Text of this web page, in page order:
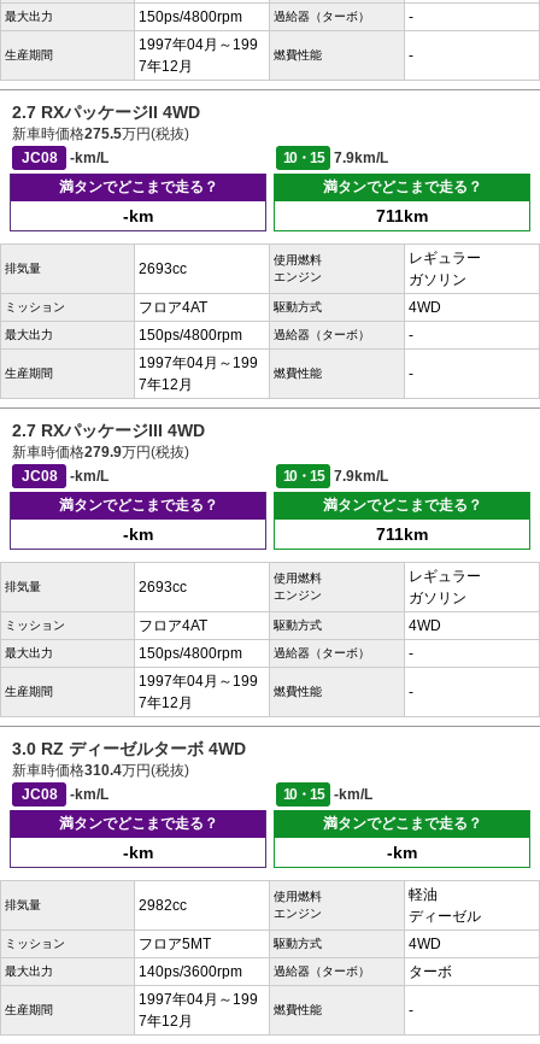
最大出力 150ps/4800rpm 過給器（ターボ） -
生産期間
1997年04月～199
7年12月
燃費性能 -
2.7 RXパッケージII 4WD
新車時価格275.5万円(税抜)
JC08
-km/L 10・15
7.9km/L
満タンでどこまで走る？
-km
満タンでどこまで走る？
711km
排気量 2693cc
使用燃料
エンジン
レギュラー
ガソリン
ミッション フロア4AT 駆動方式 4WD
最大出力 150ps/4800rpm 過給器（ターボ） -
生産期間
1997年04月～199
7年12月
燃費性能 -
2.7 RXパッケージIII 4WD
新車時価格279.9万円(税抜)
JC08
-km/L 10・15
7.9km/L
満タンでどこまで走る？
-km
満タンでどこまで走る？
711km
排気量 2693cc
使用燃料
エンジン
レギュラー
ガソリン
ミッション フロア4AT 駆動方式 4WD
最大出力 150ps/4800rpm 過給器（ターボ） -
生産期間
1997年04月～199
7年12月
燃費性能 -
3.0 RZ ディーゼルターボ 4WD
新車時価格310.4万円(税抜)
JC08
-km/L 10・15
-km/L
満タンでどこまで走る？
-km
満タンでどこまで走る？
-km
排気量 2982cc
使用燃料
エンジン
軽油
ディーゼル
ミッション フロア5MT 駆動方式 4WD
最大出力 140ps/3600rpm 過給器（ターボ） ターボ
生産期間
1997年04月～199
7年12月
燃費性能 -